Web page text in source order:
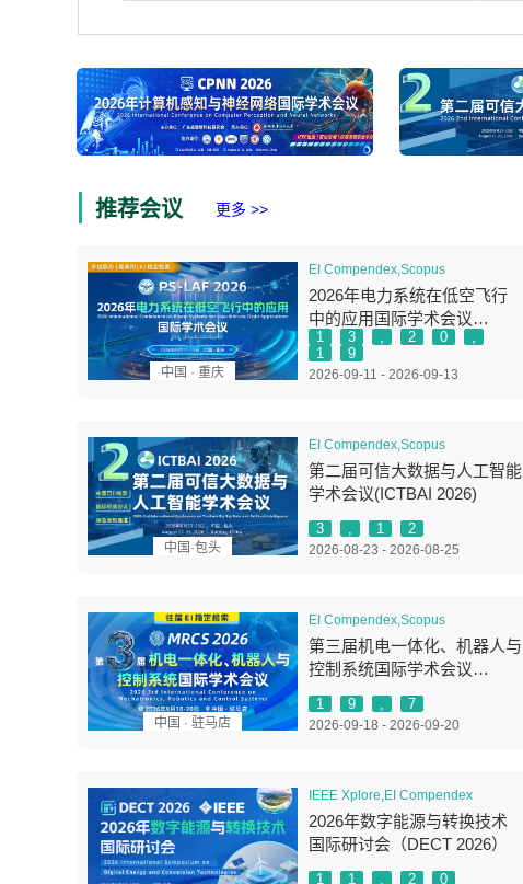
推荐会议 更多 >>
中国 · 重庆
EI Compendex,Scopus
2026年电力系统在低空飞行
中的应用国际学术会议
（PSLAF 2026）
1 3 , 2 0
,
1
9
2026-09-11 - 2026-09-13
中国·包头
EI Compendex,Scopus
第二届可信大数据与人工智能
学术会议(ICTBAI 2026)
3 , 1 2
2026-08-23 - 2026-08-25
中国 · 驻马店
EI Compendex,Scopus
第三届机电一体化、机器人与
控制系统国际学术会议
1 9 , 7
2026-09-18 - 2026-09-20
IEEE Xplore,EI Compendex
2026年数字能源与转换技术
国际研讨会（DECT 2026）
1 1 , 2 0